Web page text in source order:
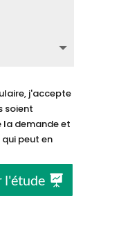
j'accepte
soient
la demande et
peut en
l'étude